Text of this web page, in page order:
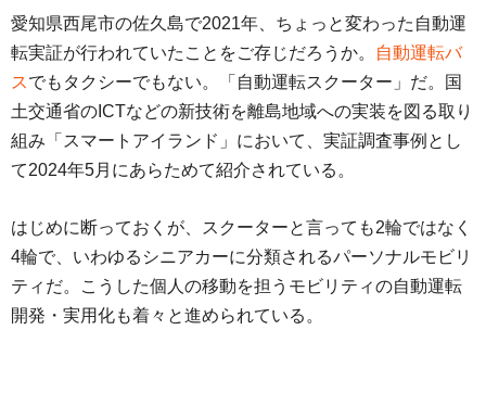
愛知県西尾市の佐久島で2021年、ちょっと変わった自動運
転実証が行われていたことをご存じだろうか。
自動運転バ
スでもタクシーでもない。「自動運転スクーター」だ。国
土交通省のICTなどの新技術を離島地域への実装を図る取り
組み「スマートアイランド」において、実証調査事例とし
て2024年5月にあらためて紹介されている。
はじめに断っておくが、スクーターと言っても2輪ではなく
4輪で、いわゆるシニアカーに分類されるパーソナルモビリ
ティだ。こうした個人の移動を担うモビリティの自動運転
開発・実用化も着々と進められている。